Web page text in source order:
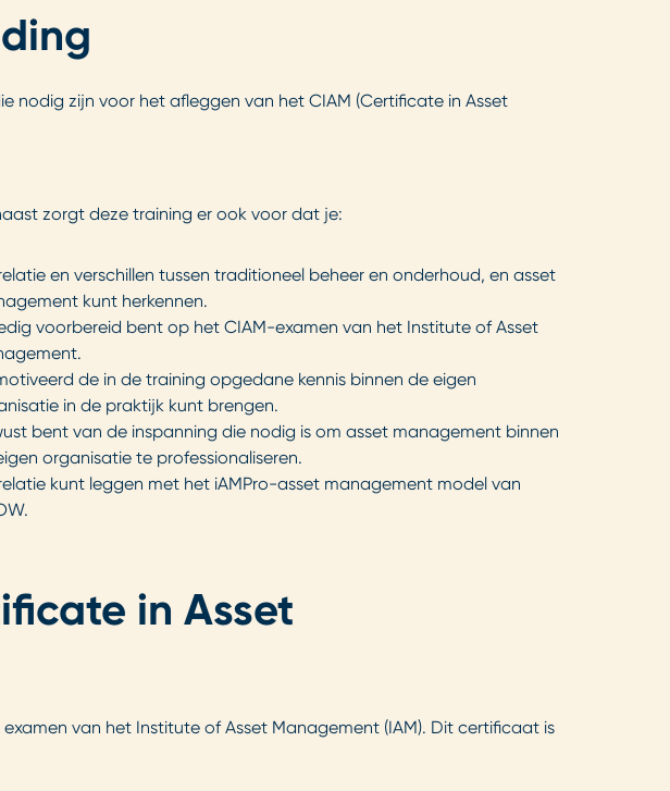
nodig zijn voor het afleggen van het CIAM (Certificate in Asset
zorgt deze training er ook voor dat je:
en verschillen tussen traditioneel beheer en onderhoud, en asset
kunt herkennen.
voorbereid bent op het CIAM-examen van het Institute of Asset
de in de training opgedane kennis binnen de eigen
in de praktijk kunt brengen.
bent van de inspanning die nodig is om asset management binnen
organisatie te professionaliseren.
kunt leggen met het iAMPro-asset management model van
in Asset
van het Institute of Asset Management (IAM). Dit certificaat is